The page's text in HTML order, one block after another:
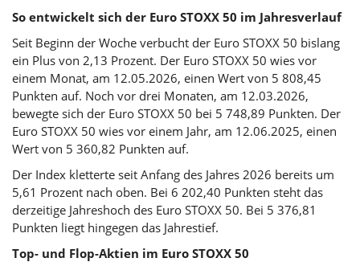
So entwickelt sich der Euro STOXX 50 im Jahresverlauf
Seit Beginn der Woche verbucht der Euro STOXX 50 bislang
ein Plus von 2,13 Prozent. Der Euro STOXX 50 wies vor
einem Monat, am 12.05.2026, einen Wert von 5 808,45
Punkten auf. Noch vor drei Monaten, am 12.03.2026,
bewegte sich der Euro STOXX 50 bei 5 748,89 Punkten. Der
Euro STOXX 50 wies vor einem Jahr, am 12.06.2025, einen
Wert von 5 360,82 Punkten auf.
Der Index kletterte seit Anfang des Jahres 2026 bereits um
5,61 Prozent nach oben. Bei 6 202,40 Punkten steht das
derzeitige Jahreshoch des Euro STOXX 50. Bei 5 376,81
Punkten liegt hingegen das Jahrestief.
Top- und Flop-Aktien im Euro STOXX 50